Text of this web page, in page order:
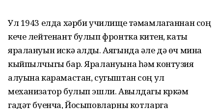
Ул 1943 елда хәрби училище тәмамлаганнан соң
кече лейтенант булып фронтка китүен, каты
яралануын искә алды. Аягында әле дә өч мина
кыйпылчыгы бар. Яралануына һәм контузия
алуына карамастан, сугыштан соң ул
механизатор булып эшли. Авылдагы күркәм
гадәт буенча, Йосыповларны котларга